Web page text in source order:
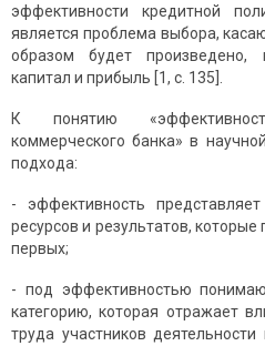
эффективности кредитной
является проблема выбора,
образом будет произведено,
капитал и прибыль [1, с. 135].
К понятию
коммерческого банка» в
подхода:
- эффективность
ресурсов и результатов,
первых;
- под эффективностью
категорию, которая отражает
труда участников